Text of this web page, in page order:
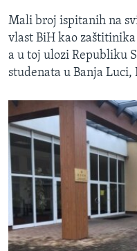
Mali broj ispitanih na
vlast BiH kao
a u toj ulozi Republiku
studenata u Banja